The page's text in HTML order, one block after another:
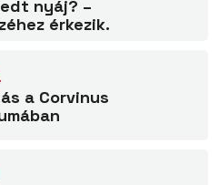
nyáj? –
érkezik.
a Corvinus